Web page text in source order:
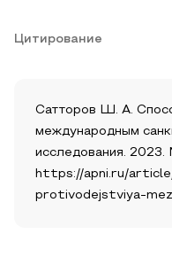
Цитирование
Сатторов Ш. А.
международным
исследования. 2023.
https://apni.ru/
protivodejstviya-